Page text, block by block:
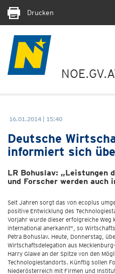
Drucken
16.01.2014 | 15:40
Deutsche
informiert sich
LR Bohuslav: „Leistungen
und Forscher werden
Seit Jahren sorgt das von ecoplus
positive Entwicklung des
Vorjahr wurde dieser erfolgreiche Weg
international anerkannt", so
Petra Bohuslav. Heute, Donnerstag,
Wirtschaftsdelegation aus
Harry Glawe an der Spitze von den
Technologiestandorts. Künftig sollen
Niederösterreich mit Firmen und